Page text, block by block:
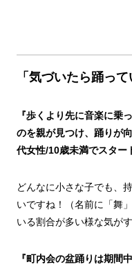
「気づいたら踊っ
『歩くより先に音楽に乗
のを親が見つけ、踊りが
代女性/10歳未満でスター
どんなに小さな子でも、
いですね！（名前に「舞
いる割合が多い様な気が
『町内会の盆踊りは期間